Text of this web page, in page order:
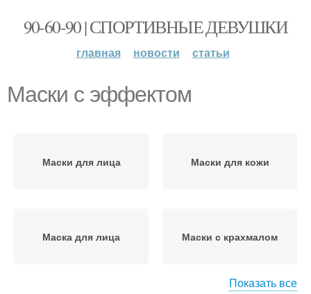
90-60-90 | СПОРТИВНЫЕ ДЕВУШКИ
главная новости статьи
Маски с эффектом
Маски для лица Маски для кожи
Маска для лица Маски с крахмалом
Показать все